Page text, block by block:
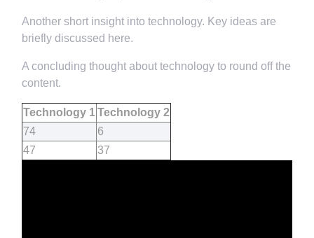
Another short insight into technology. Key ideas are
briefly discussed here.
A concluding thought about technology to round off the
content.
Technology 1Technology 2
74
6
47
37